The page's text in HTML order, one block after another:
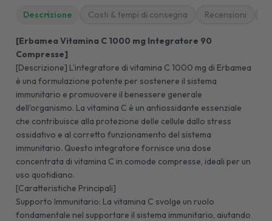
Descrizione Costi & tempi di consegna Recensioni
[Erbamea Vitamina C 1000 mg Integratore 90
Compresse]
[Descrizione] L'integratore di vitamina C 1000 mg di Erbamea
è una formulazione potente per sostenere il sistema
immunitario e promuovere il benessere generale
dell'organismo. La vitamina C è un antiossidante essenziale
che contribuisce alla protezione delle cellule dallo stress
ossidativo e al corretto funzionamento del sistema
immunitario. Questo integratore fornisce una dose
concentrata di vitamina C in comode compresse, ideali per un
uso quotidiano.
[Caratteristiche Principali]
Supporto Immunitario: La vitamina C svolge un ruolo
fondamentale nel supportare il sistema immunitario, aiutando